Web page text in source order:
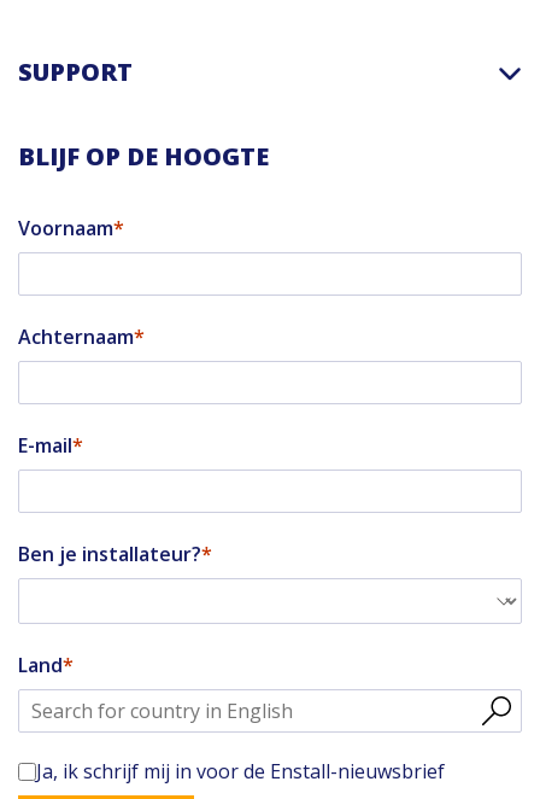
SUPPORT
BLIJF OP DE HOOGTE
Voornaam
Achternaam
E-mail
Ben je installateur?
Land
Ja, ik schrijf mij in voor de Enstall-nieuwsbrief